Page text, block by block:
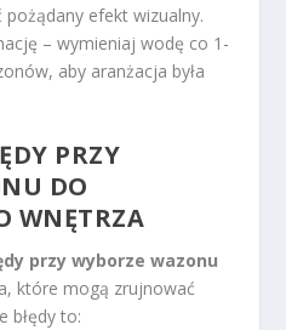
efekt wizualny.
– wymieniaj wodę co 1-
aby aranżacja była
PRZY
DO
WNĘTRZA
przy wyborze wazonu
które mogą zrujnować
błędy to: